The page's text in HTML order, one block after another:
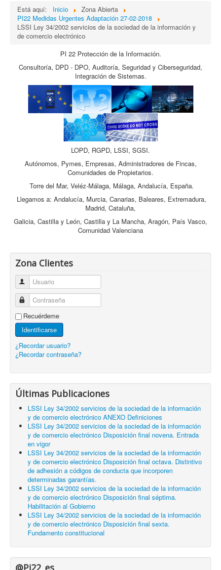
Está aquí: Inicio
Zona Abierta
PI22 Medidas Urgentes Adaptación 27-02-2018
LSSI Ley 34/2002 servicios de la sociedad de la información y
de comercio electrónico
PI 22 Protección de la Información.
Consultoría, DPD - DPO, Auditoría, Seguridad y Ciberseguridad,
Integración de Sistemas.
LOPD, RGPD, LSSI, SGSI.
Autónomos, Pymes, Empresas, Administradores de Fincas,
Comunidades de Propietarios.
Torre del Mar, Veléz-Málaga, Málaga, Andalucía, España.
Llegamos a: Andalucía, Murcia, Canarias, Baleares, Extremadura,
Madrid, Cataluña,
Galicia, Castilla y León, Castilla y La Mancha, Aragón, País Vasco,
Comunidad Valenciana
Zona Clientes
Usuario
Contraseña
Recuérdeme
Identificarse
¿Recordar usuario?
¿Recordar contraseña?
Últimas Publicaciones
LSSI Ley 34/2002 servicios de la sociedad de la información
y de comercio electrónico ANEXO Definiciones
LSSI Ley 34/2002 servicios de la sociedad de la información
y de comercio electrónico Disposición final novena. Entrada
en vigor
LSSI Ley 34/2002 servicios de la sociedad de la información
y de comercio electrónico Disposición final octava. Distintivo
de adhesión a códigos de conducta que incorporen
determinadas garantías.
LSSI Ley 34/2002 servicios de la sociedad de la información
y de comercio electrónico Disposición final séptima.
Habilitación al Gobierno
LSSI Ley 34/2002 servicios de la sociedad de la información
y de comercio electrónico Disposición final sexta.
Fundamento constitucional